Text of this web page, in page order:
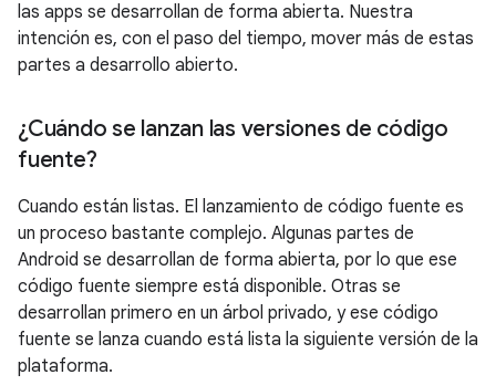
las apps se desarrollan de forma abierta. Nuestra
intención es, con el paso del tiempo, mover más de estas
partes a desarrollo abierto.
¿Cuándo se lanzan las versiones de código
fuente?
Cuando están listas. El lanzamiento de código fuente es
un proceso bastante complejo. Algunas partes de
Android se desarrollan de forma abierta, por lo que ese
código fuente siempre está disponible. Otras se
desarrollan primero en un árbol privado, y ese código
fuente se lanza cuando está lista la siguiente versión de la
plataforma.